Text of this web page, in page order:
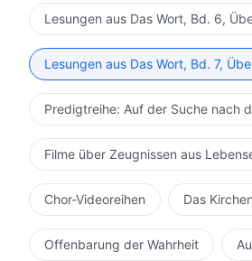
Lesungen aus Das Wort, Bd. 6,
Lesungen aus Das Wort, Bd. 7,
Predigtreihe: Auf der Suche nach
Filme über Zeugnissen aus
Chor-Videoreihen Das
Offenbarung der Wahrheit